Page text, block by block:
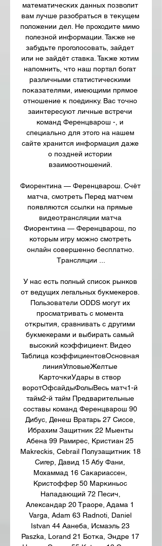
математических данных позволит
вам лучше разобраться в текущем
положении дел. Не проходите мимо
полезной информации. Также не
забудьте проголосовать, зайдет
или не зайдёт ставка. Также хотим
напомнить, что наш портал богат
различными статистическими
показателями, имеющими прямое
отношение к поединку. Вас точно
заинтересуют личные встречи
команд Ференцварош -, и
специально для этого на нашем
сайте хранится информация даже
о поздней истории
взаимоотношений.
Фиорентина — Ференцварош. Счёт
матча, смотреть Перед матчем
появляются ссылки на прямые
видеотрансляции матча
Фиорентина — Ференцварош, по
которым игру можно смотреть
онлайн совершенно бесплатно.
Трансляции ...
У нас есть полный список рынков
от ведущих легальных букмекеров.
Пользователи ODDS могут их
просматривать с момента
открытия, сравнивать с другими
букмекерами и выбирать самый
высокий коэффициент. Видео
Таблица коэффициентовОсновная
линияУгловыеЖелтые
КарточкиУдары в створ
воротОфсайдыФолыВесь матч1-й
тайм2-й тайм Предварительные
составы команд Ференцварош 90
Дибус, Денеш Вратарь 27 Сиссе,
Ибрахим Защитник 22 Мыенты
Абена 99 Рамирес, Кристиан 25
Makreckis, Cebrail Полузащитник 18
Сигер, Давид 15 Абу Фани,
Мохаммад 16 Сакариассен,
Кристоффер 50 Маркиньос
Нападающий 72 Песич,
Александар 20 Траоре, Адама 1
Varga, Adam 63 Radnoti, Daniel
Istvan 44 Аанеба, Исмаэль 23
Paszka, Lorand 21 Ботка, Эндре 17